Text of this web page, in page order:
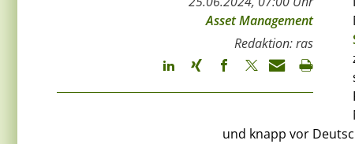
Asset Management
Redaktion: ras
und knapp vor